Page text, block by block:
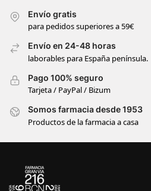
Envío gratis
para pedidos superiores a 59€
Envío en 24-48 horas
laborables para España península.
Pago 100% seguro
Tarjeta / PayPal / Bizum
Somos farmacia desde 1953
Productos de la farmacia a casa